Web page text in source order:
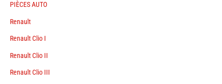
PIÈCES AUTO
Renault
Renault Clio I
Renault Clio II
Renault Clio III